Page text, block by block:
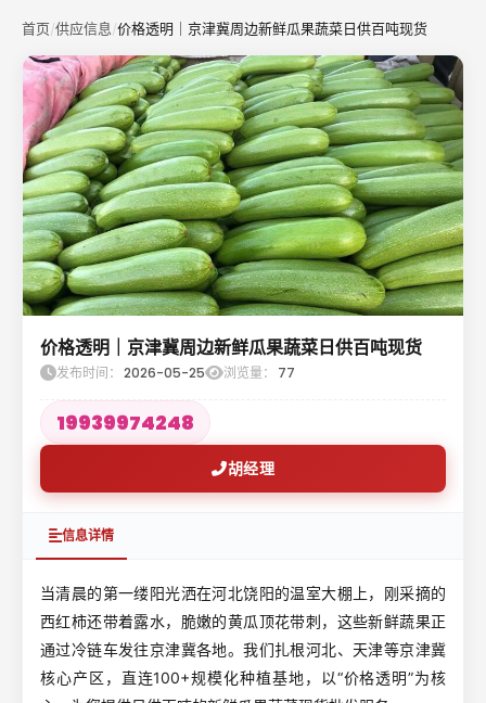
首页/供应信息/价格透明｜京津冀周边新鲜瓜果蔬菜日供百吨现货
价格透明｜京津冀周边新鲜瓜果蔬菜日供百吨现货
发布时间： 2026-05-25 浏览量： 77
19939974248
胡经理
信息详情
当清晨的第一缕阳光洒在河北饶阳的温室大棚上，刚采摘的
西红柿还带着露水，脆嫩的黄瓜顶花带刺，这些新鲜蔬果正
通过冷链车发往京津冀各地。我们扎根河北、天津等京津冀
核心产区，直连100+规模化种植基地，以“价格透明”为核